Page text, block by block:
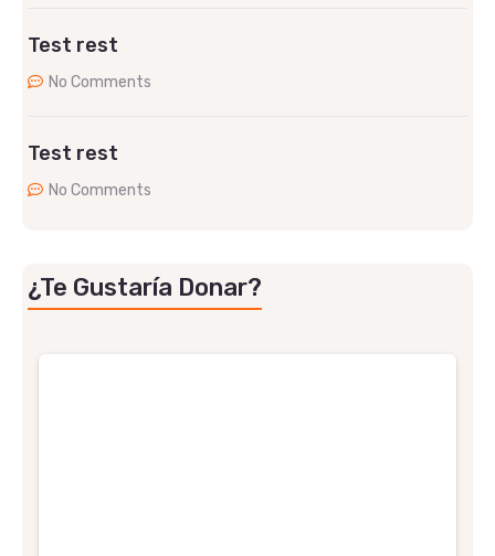
Test rest
No Comments
Test rest
No Comments
¿Te Gustaría Donar?